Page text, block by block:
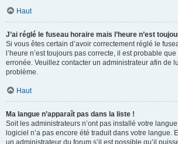
Haut
J’ai réglé le fuseau horaire mais l’heure n’est
Si vous êtes certain d’avoir correctement réglé le
l’heure n’est toujours pas correcte, il est probable
erronée. Veuillez contacter un administrateur afin de
problème.
Haut
Ma langue n’apparaît pas dans la liste !
Soit les administrateurs n’ont pas installé votre
logiciel n’a pas encore été traduit dans votre langue.
un administrateur du forum s’il est possible qu’il